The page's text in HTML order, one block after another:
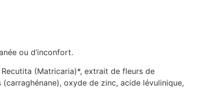
ou d’inconfort.
(Matricaria)*, extrait de fleurs de
oxyde de zinc, acide lévulinique,